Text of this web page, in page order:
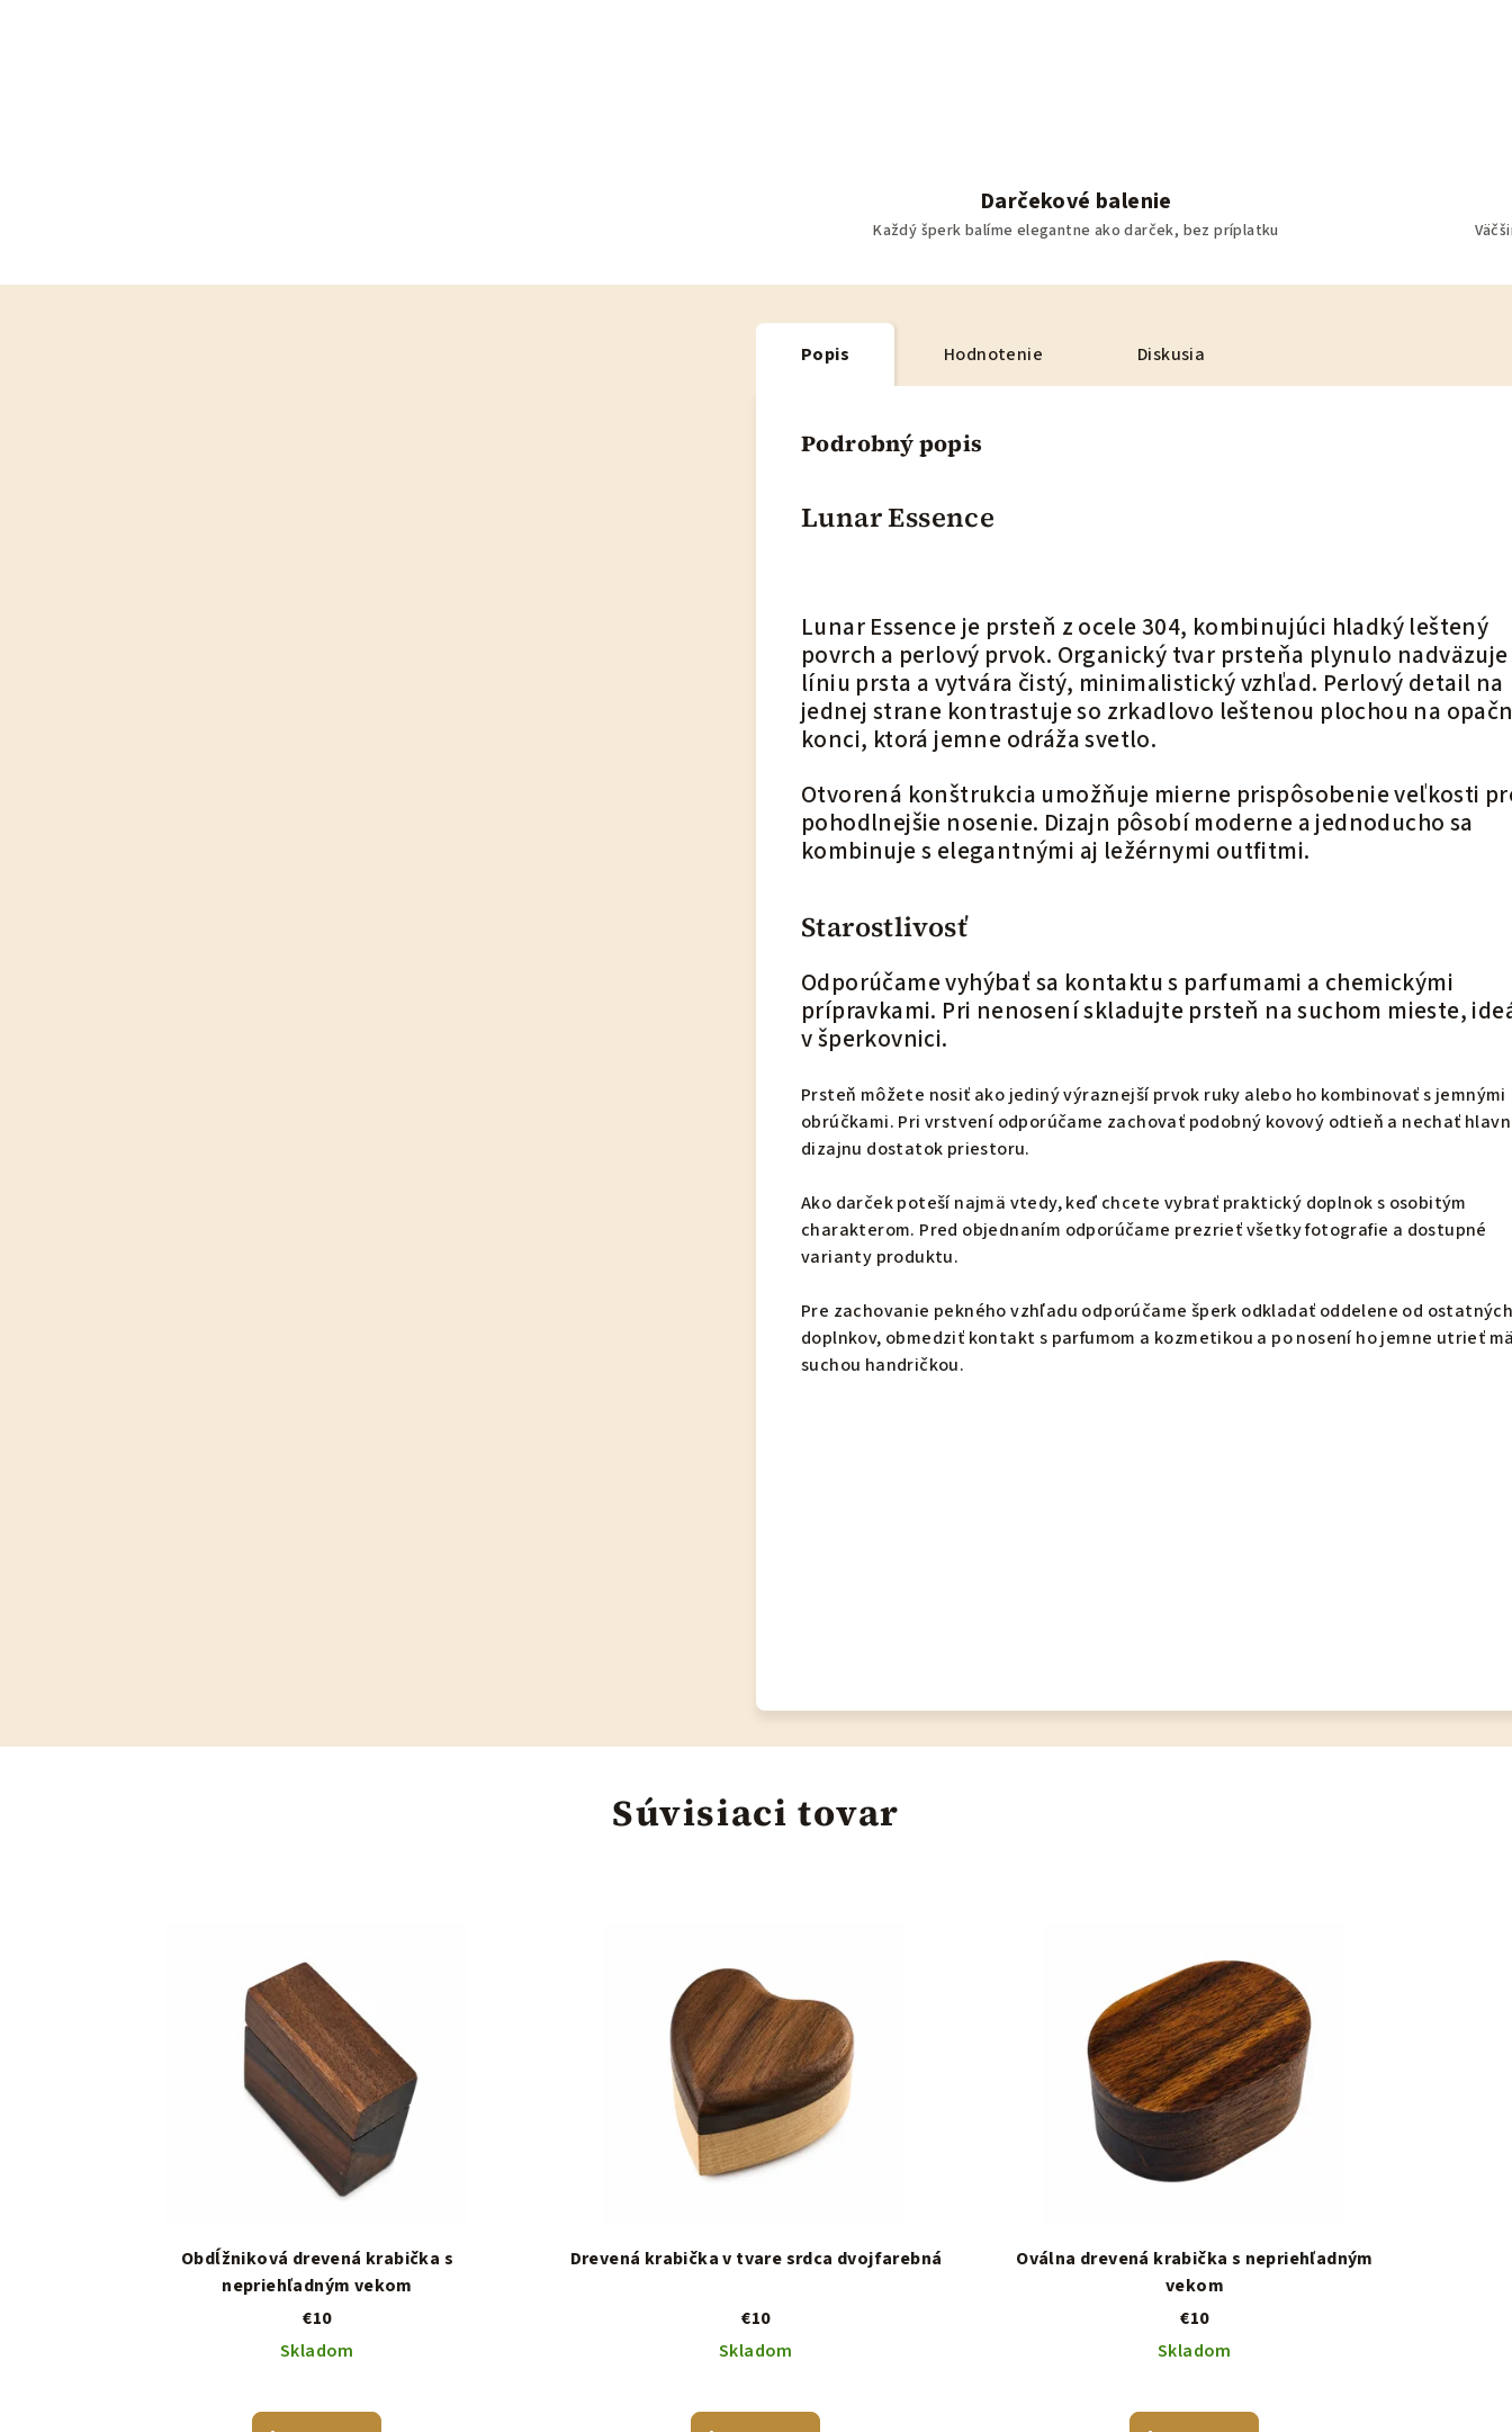
Darčekové balenie
Každý šperk balíme elegantne ako darček, bez príplatku
Popis Hodnotenie Diskusia
Podrobný popis
Lunar Essence
Lunar Essence je prsteň z ocele 304, kombinujúci hladký leštený
povrch a perlový prvok. Organický tvar prsteňa plynulo
líniu prsta a vytvára čistý, minimalistický vzhľad. Perlový detail na
jednej strane kontrastuje so zrkadlovo leštenou plochou na
konci, ktorá jemne odráža svetlo.
Otvorená konštrukcia umožňuje mierne prispôsobenie veľkosti
pohodlnejšie nosenie. Dizajn pôsobí moderne a jednoducho sa
kombinuje s elegantnými aj ležérnymi outfitmi.
Starostlivosť
Odporúčame vyhýbať sa kontaktu s parfumami a chemickými
prípravkami. Pri nenosení skladujte prsteň na suchom mieste,
v šperkovnici.
Prsteň môžete nosiť ako jediný výraznejší prvok ruky alebo ho kombinovať s jemnými
obrúčkami. Pri vrstvení odporúčame zachovať podobný kovový odtieň a nechať
dizajnu dostatok priestoru.
Ako darček poteší najmä vtedy, keď chcete vybrať praktický doplnok s osobitým
charakterom. Pred objednaním odporúčame prezrieť všetky fotografie a dostupné
varianty produktu.
Pre zachovanie pekného vzhľadu odporúčame šperk odkladať oddelene od
doplnkov, obmedziť kontakt s parfumom a kozmetikou a po nosení ho jemne utrieť
suchou handričkou.
Súvisiaci tovar
Obdĺžniková drevená krabička s
nepriehľadným vekom
€10
Skladom
Drevená krabička v tvare srdca dvojfarebná
€10
Skladom
Oválna drevená krabička s nepriehľadným
vekom
€10
Skladom